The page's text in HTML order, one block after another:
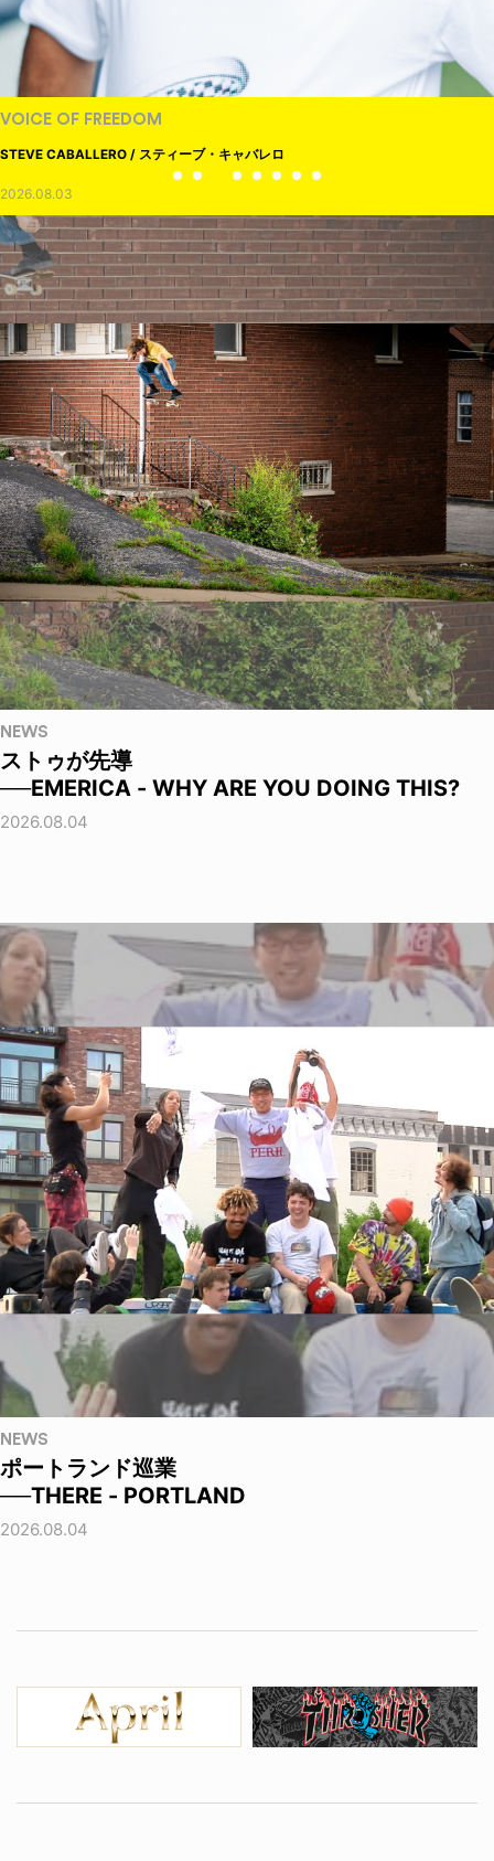
VOICE OF FREEDOM
STEVE CABALLERO / スティーブ・キャバレロ
2026.08.03
NEWS
ストゥが先導
──EMERICA - WHY ARE YOU DOING THIS?
2026.08.04
NEWS
ポートランド巡業
──THERE - PORTLAND
2026.08.04